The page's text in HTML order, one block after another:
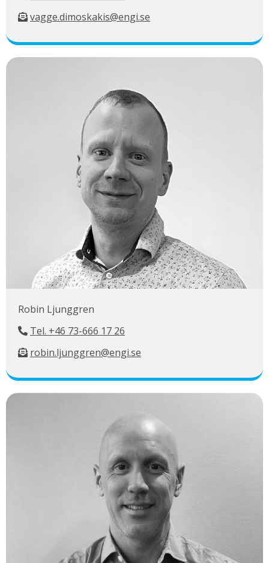
vagge.dimoskakis@engi.se
Robin Ljunggren
Tel. +46 73-666 17 26
robin.ljunggren@engi.se